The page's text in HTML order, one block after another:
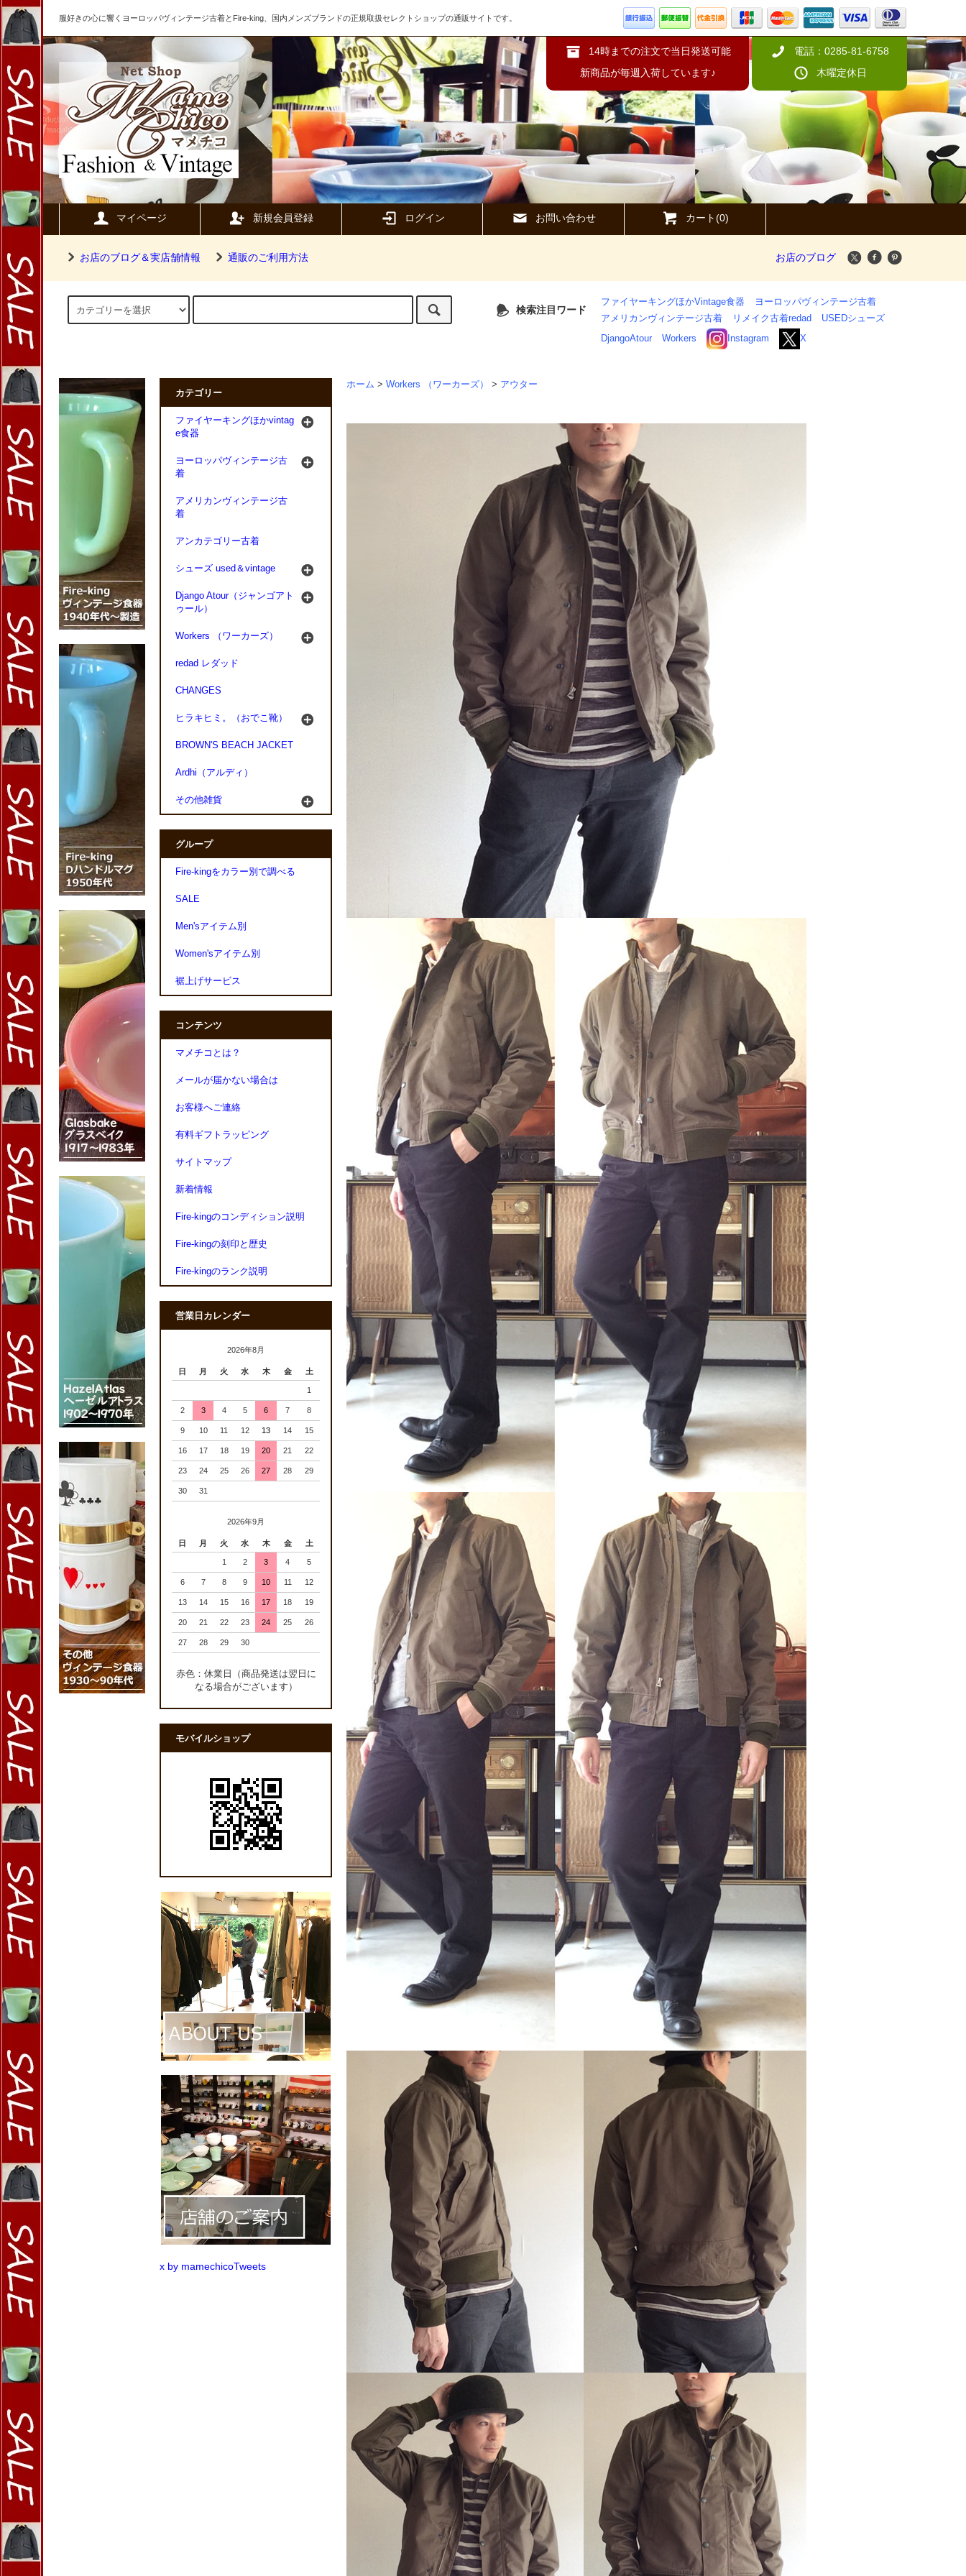
服好きの心に響くヨーロッパヴィンテージ古着とFire-king、国内メンズブランドの正規取扱セレクトショップの通販サイトです。
14時までの注文で当日発送可能
新商品が毎週入荷しています♪
電話：0285-81-6758
木曜定休日
マイページ 新規会員登録 ログイン お問い合わせ カート(0)
お店のブログ＆実店舗情報 通販のご利用方法 お店のブログ
検索注目ワード
ファイヤーキングほかVintage食器
ヨーロッパヴィンテージ古着
アメリカンヴィンテージ古着
リメイク古着redad
USEDシューズ
DjangoAtour
Workers Instagram X
ホーム > Workers （ワーカーズ） > アウター
カテゴリー
ファイヤーキングほかvintag
e食器
ヨーロッパヴィンテージ古
着
アメリカンヴィンテージ古
着
アンカテゴリー古着
シューズ used＆vintage
Django Atour（ジャンゴアト
ゥール）
Workers （ワーカーズ）
redad レダッド
CHANGES
ヒラキヒミ。（おでこ靴）
BROWN'S BEACH JACKET
Ardhi（アルディ）
その他雑貨
グループ
Fire-kingをカラー別で調べる
SALE
Men'sアイテム別
Women'sアイテム別
裾上げサービス
コンテンツ
マメチコとは？
メールが届かない場合は
お客様へご連絡
有料ギフトラッピング
サイトマップ
新着情報
Fire-kingのコンディション説明
Fire-kingの刻印と歴史
Fire-kingのランク説明
営業日カレンダー
2026年8月
日 月 火 水 木 金 土
1
2 3 4 5 6 7 8
9 10 11 12 13 14 15
16 17 18 19 20 21 22
23 24 25 26 27 28 29
30 31
2026年9月
日 月 火 水 木 金 土
1 2 3 4 5
6 7 8 9 10 11 12
13 14 15 16 17 18 19
20 21 22 23 24 25 26
27 28 29 30
赤色：休業日（商品発送は翌日に
なる場合がございます）
モバイルショップ
x by mamechicoTweets